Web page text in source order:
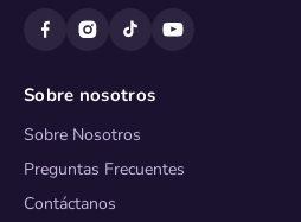
Sobre nosotros
Sobre Nosotros
Preguntas Frecuentes
Contáctanos